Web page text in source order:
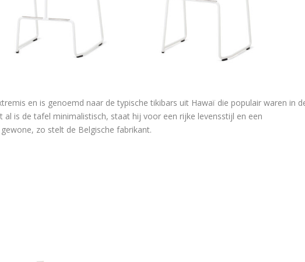
en is genoemd naar de typische tikibars uit Hawaï die populair waren in
al is de tafel minimalistisch, staat hij voor een rijke levensstijl en een
zo stelt de Belgische fabrikant.